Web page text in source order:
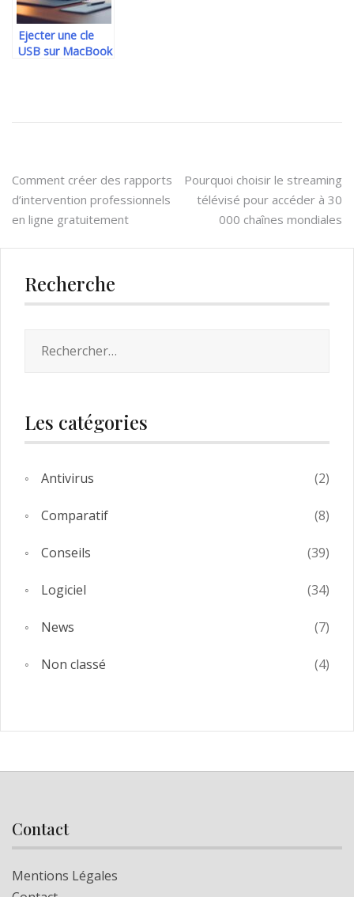
Ejecter une cle
USB sur MacBook
Navigation
de
l’article
Comment créer des rapports
d’intervention professionnels
en ligne gratuitement
Pourquoi choisir le streaming
télévisé pour accéder à 30
000 chaînes mondiales
Recherche
Les catégories
Antivirus (2)
Comparatif (8)
Conseils (39)
Logiciel (34)
News (7)
Non classé (4)
Contact
Mentions Légales